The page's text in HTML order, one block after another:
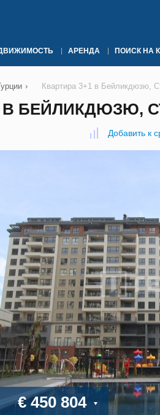
АРЕНДА ПОИСК НА
› Квартира 3+1 в Бейликдюзю,
В БЕЙЛИКДЮЗЮ,
Добавить к
€ 450 804